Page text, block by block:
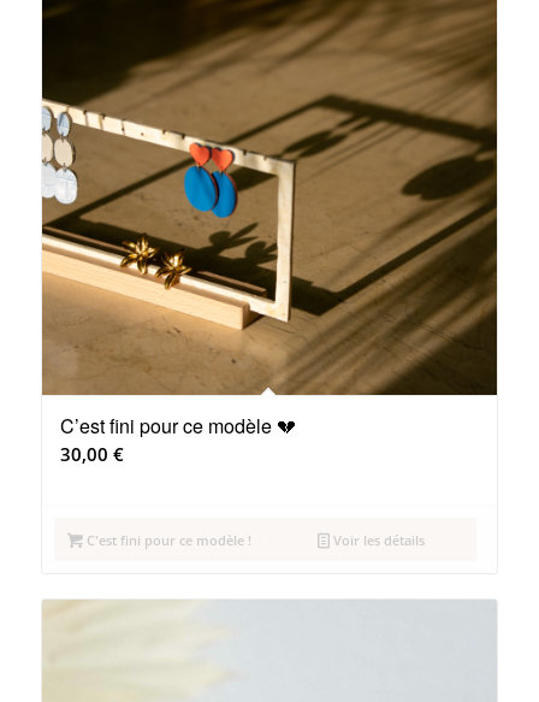
C’est fini pour ce modèle 💔
30,00 €
C'est fini pour ce modèle ! Voir les détails